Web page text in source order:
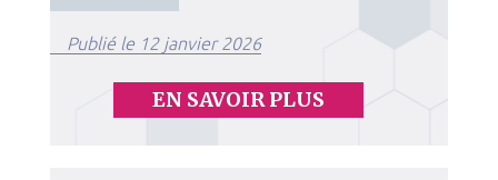
Publié le 12 janvier 2026
EN SAVOIR PLUS